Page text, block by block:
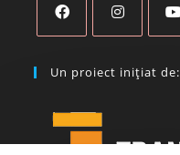
Un proiect inițiat de: